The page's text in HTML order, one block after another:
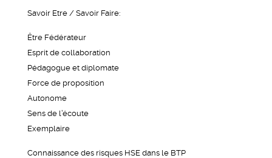
Savoir Etre / Savoir Faire:
Être Fédérateur
Esprit de collaboration
Pédagogue et diplomate
Force de proposition
Autonome
Sens de l’écoute
Exemplaire
Connaissance des risques HSE dans le BTP